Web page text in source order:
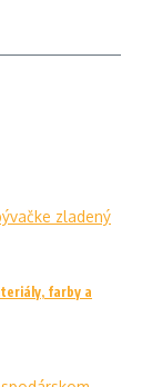
farby a